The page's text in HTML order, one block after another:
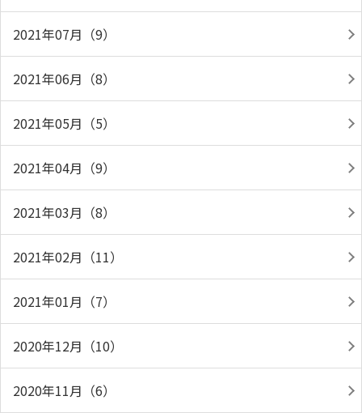
2021年07月（9）
2021年06月（8）
2021年05月（5）
2021年04月（9）
2021年03月（8）
2021年02月（11）
2021年01月（7）
2020年12月（10）
2020年11月（6）